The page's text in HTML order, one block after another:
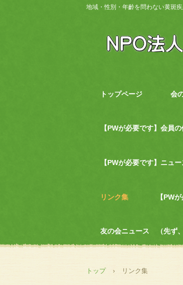
地域・性別・年齡を問わない黄斑
トップページ 会
【PWが必要です】会員
【PWが必要です】ニュー
リンク集 【PW
友の会ニュース （先ず
トップ › リンク集